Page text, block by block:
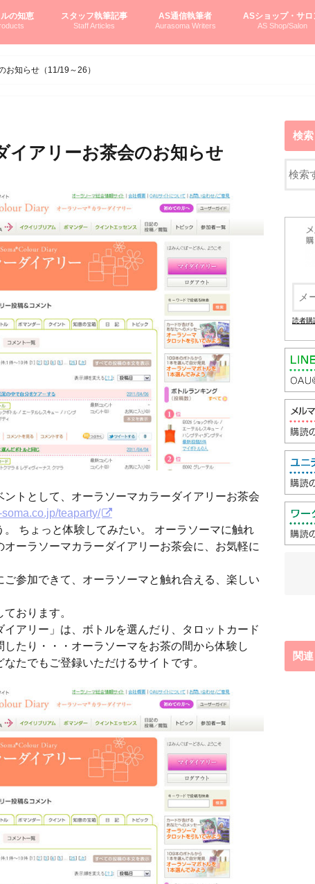
の知恵 スタッフ執筆記事
Staff Articles
AS通信執筆者
Aurasoma Writers
ASショップ・サロ
AS Shop/Salon
お知らせ（11/19～26）
イアリーお茶会のお知らせ
トとして、オーラソーマカラーダイアリーお茶会
teaparty/
ちょっと体験してみたい。 オーラソーマに触れ
ーラソーマカラーダイアリーお茶会に、お気軽に
参加できて、オーラソーマと触れ合える、楽しい
おります。
アリー」は、ボトルを選んだり、タロットカード
たり・・・オーラソーマをお茶の間から体験し
たでもご登録いただけるサイトです。
検索
読者購
関